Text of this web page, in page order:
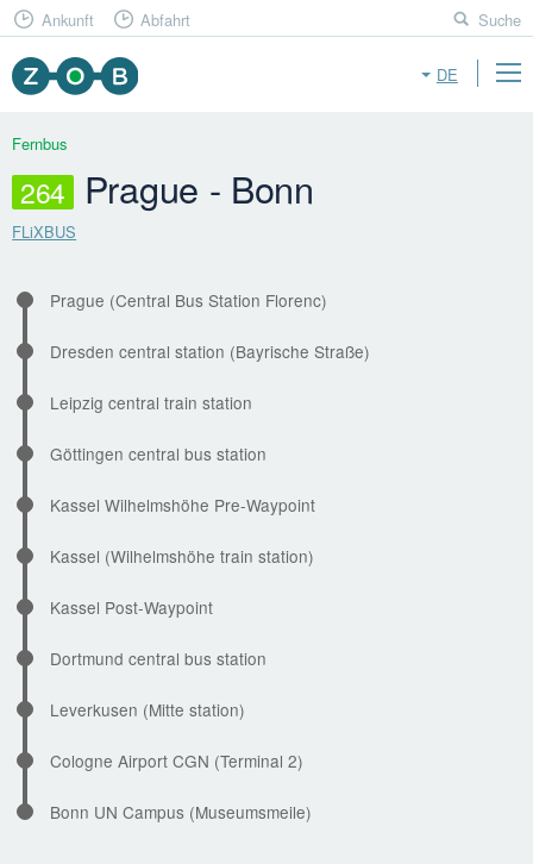
DE
Ankunft Abfahrt Suche
Fernbus
264 Prague - Bonn
FLiXBUS
Prague (Central Bus Station Florenc)
Dresden central station (Bayrische Straße)
Leipzig central train station
Göttingen central bus station
Kassel Wilhelmshöhe Pre-Waypoint
Kassel (Wilhelmshöhe train station)
Kassel Post-Waypoint
Dortmund central bus station
Leverkusen (Mitte station)
Cologne Airport CGN (Terminal 2)
Bonn UN Campus (Museumsmeile)